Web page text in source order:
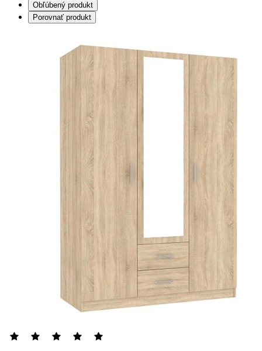
Obľúbený produkt
Porovnať produkt